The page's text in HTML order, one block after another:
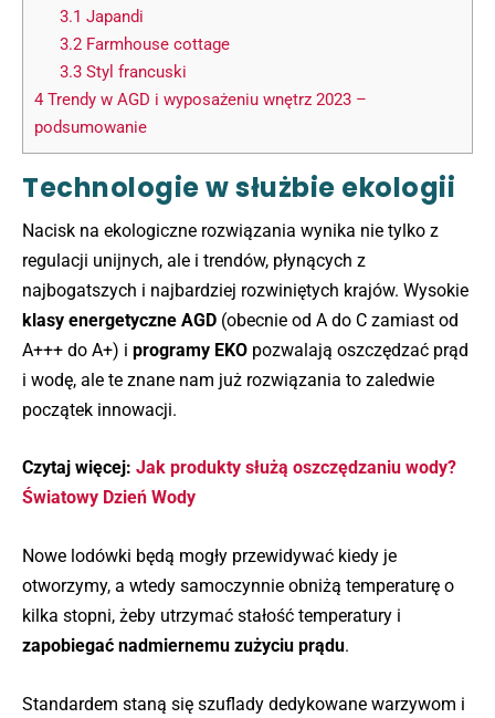
3.1 Japandi
3.2Farmhouse cottage
3.3Styl francuski
4 Trendy w AGD i wyposażeniu wnętrz 2023 –
podsumowanie
Technologie w służbie ekologii
Nacisk na ekologiczne rozwiązania wynika nie tylko z
regulacji unijnych, ale i trendów, płynących z
najbogatszych i najbardziej rozwiniętych krajów. Wysokie
klasy energetyczne AGD (obecnie od A do C zamiast od
A+++ do A+) i programy EKO pozwalają oszczędzać prąd
i wodę, ale te znane nam już rozwiązania to zaledwie
początek innowacji.
Czytaj więcej: Jak produkty służą oszczędzaniu wody?
Światowy Dzień Wody
Nowe lodówki będą mogły przewidywać kiedy je
otworzymy, a wtedy samoczynnie obniżą temperaturę o
kilka stopni, żeby utrzymać stałość temperatury i
zapobiegać nadmiernemu zużyciu prądu.
Standardem staną się szuflady dedykowane warzywom i